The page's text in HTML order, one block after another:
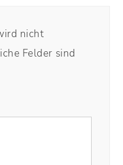
nicht
Felder sind